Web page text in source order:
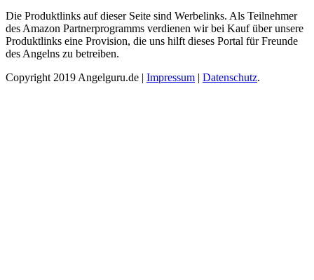
Die Produktlinks auf dieser Seite sind Werbelinks. Als Teilnehmer
des Amazon Partnerprogramms verdienen wir bei Kauf über unsere
Produktlinks eine Provision, die uns hilft dieses Portal für Freunde
des Angelns zu betreiben.
Copyright 2019 Angelguru.de | Impressum | Datenschutz.